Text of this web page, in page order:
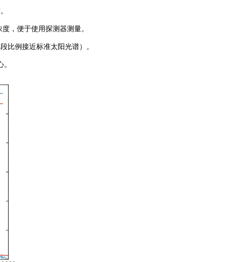
，便于使用探测器测量。
比例接近标准太阳光谱）。